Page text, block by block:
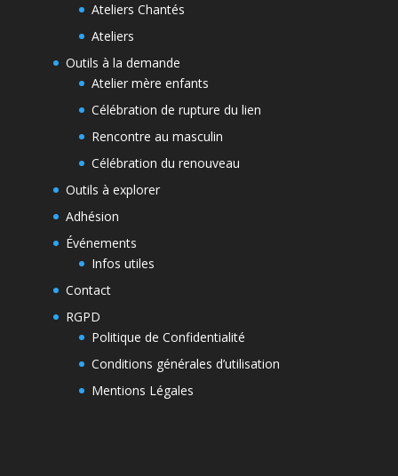
Ateliers Chantés
Ateliers
Outils à la demande
Atelier mère enfants
Célébration de rupture du lien
Rencontre au masculin
Célébration du renouveau
Outils à explorer
Adhésion
Événements
Infos utiles
Contact
RGPD
Politique de Confidentialité
Conditions générales d’utilisation
Mentions Légales